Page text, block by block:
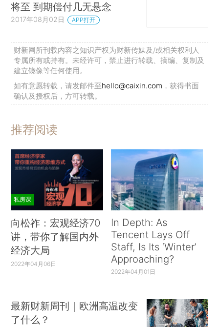
将至 到期偿付几无悬念
2017年08月02日 APP打开
财新网所刊载内容之知识产权为财新传媒及/或相关权利人
专属所有或持有。未经许可，禁止进行转载、摘编、复制及
建立镜像等任何使用。
如有意愿转载，请发邮件至hello@caixin.com ，获得书面
确认及授权后，方可转载。
推荐阅读
私房课
向松祚：宏观经济70
讲，带你了解国内外
经济大局
2022年04月06日
In Depth: As
Tencent Lays Off
Staff, Is Its ‘Winter’
Approaching?
2022年04月01日
最新财新周刊｜欧洲高温改变
了什么？